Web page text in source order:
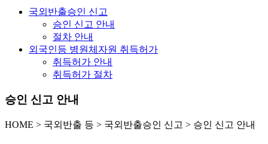
국외반출승인 신고
승인 신고 안내
절차 안내
외국인등 병원체자원 취득허가
취득허가 안내
취득허가 절차
승인 신고 안내
HOME > 국외반출 등 > 국외반출승인 신고 > 승인 신고 안내